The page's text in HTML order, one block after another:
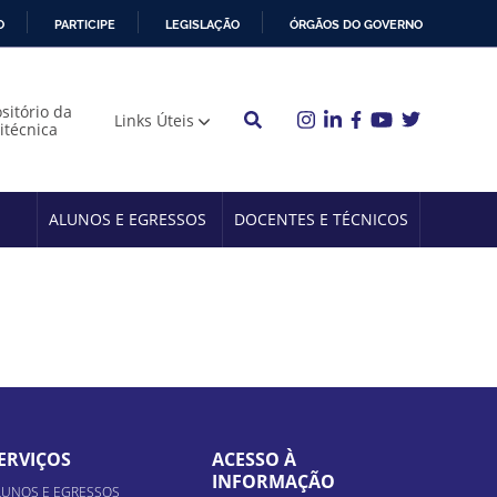
PARTICIPE LEGISLAÇÃO ÓRGÃOS DO GOVERNO
da
Links Úteis
ALUNOS E EGRESSOS DOCENTES E TÉCNICOS
E EGRESSOS
ACESSO À
INFORMAÇÃO